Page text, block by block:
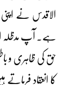
الاقدس نے
ہے۔ آپ مدظلہ
حق کی ظاہری و
کا انعقاد